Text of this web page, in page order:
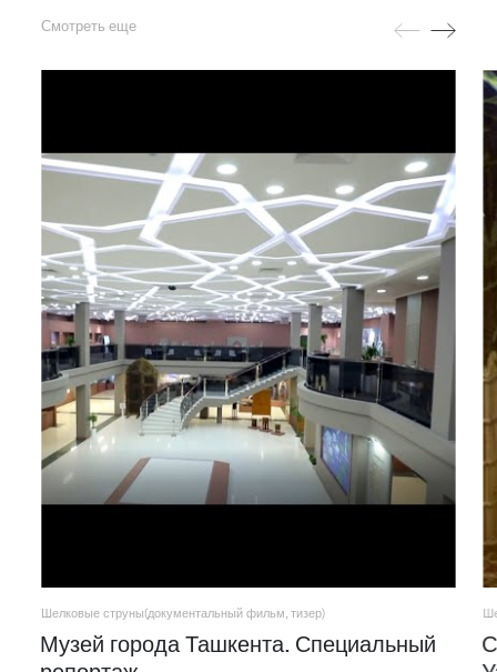
Смотреть еще
Шелковые струны(документальный фильм, тизер)
Музей города Ташкента. Специальный